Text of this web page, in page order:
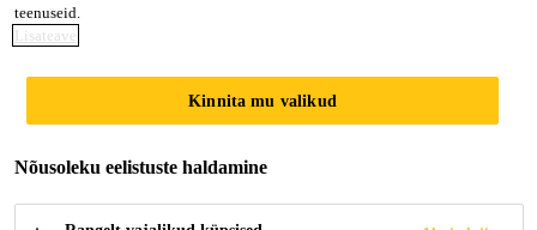
Sales
Bengaluru, Karnataka, India
KANDIDEERI KOHE
teenuseid.
Lisateave
Kinnita mu valikud
Nõusoleku eelistuste haldamine